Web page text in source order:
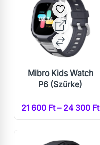
Mibro Kids Watch
P6 (Szürke)
21 600 Ft – 24 300 Ft